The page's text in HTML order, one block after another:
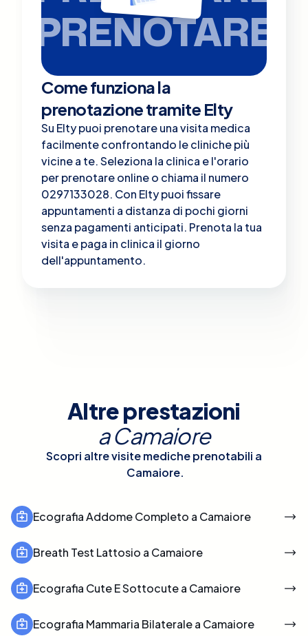
PRENOTARE
Come funziona la
prenotazione tramite Elty
Su Elty puoi prenotare una visita medica
facilmente confrontando le cliniche più
vicine a te. Seleziona la clinica e l'orario
per prenotare online o chiama il numero
0297133028. Con Elty puoi fissare
appuntamenti a distanza di pochi giorni
senza pagamenti anticipati. Prenota la tua
visita e paga in clinica il giorno
dell'appuntamento.
Altre prestazioni
aCamaiore
Scopri altre visite mediche prenotabili a
Camaiore.
Ecografia Addome Completo a Camaiore
Breath Test Lattosio a Camaiore
Ecografia Cute E Sottocute a Camaiore
Ecografia Mammaria Bilaterale a Camaiore